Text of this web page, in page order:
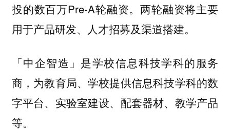
投的数百万Pre-A轮融资。两轮融资将主要
用于产品研发、人才招募及渠道搭建。
「中企智造」是学校信息科技学科的服务
商，为教育局、学校提供信息科技学科的数
字平台、实验室建设、配套器材、教学产品
等。